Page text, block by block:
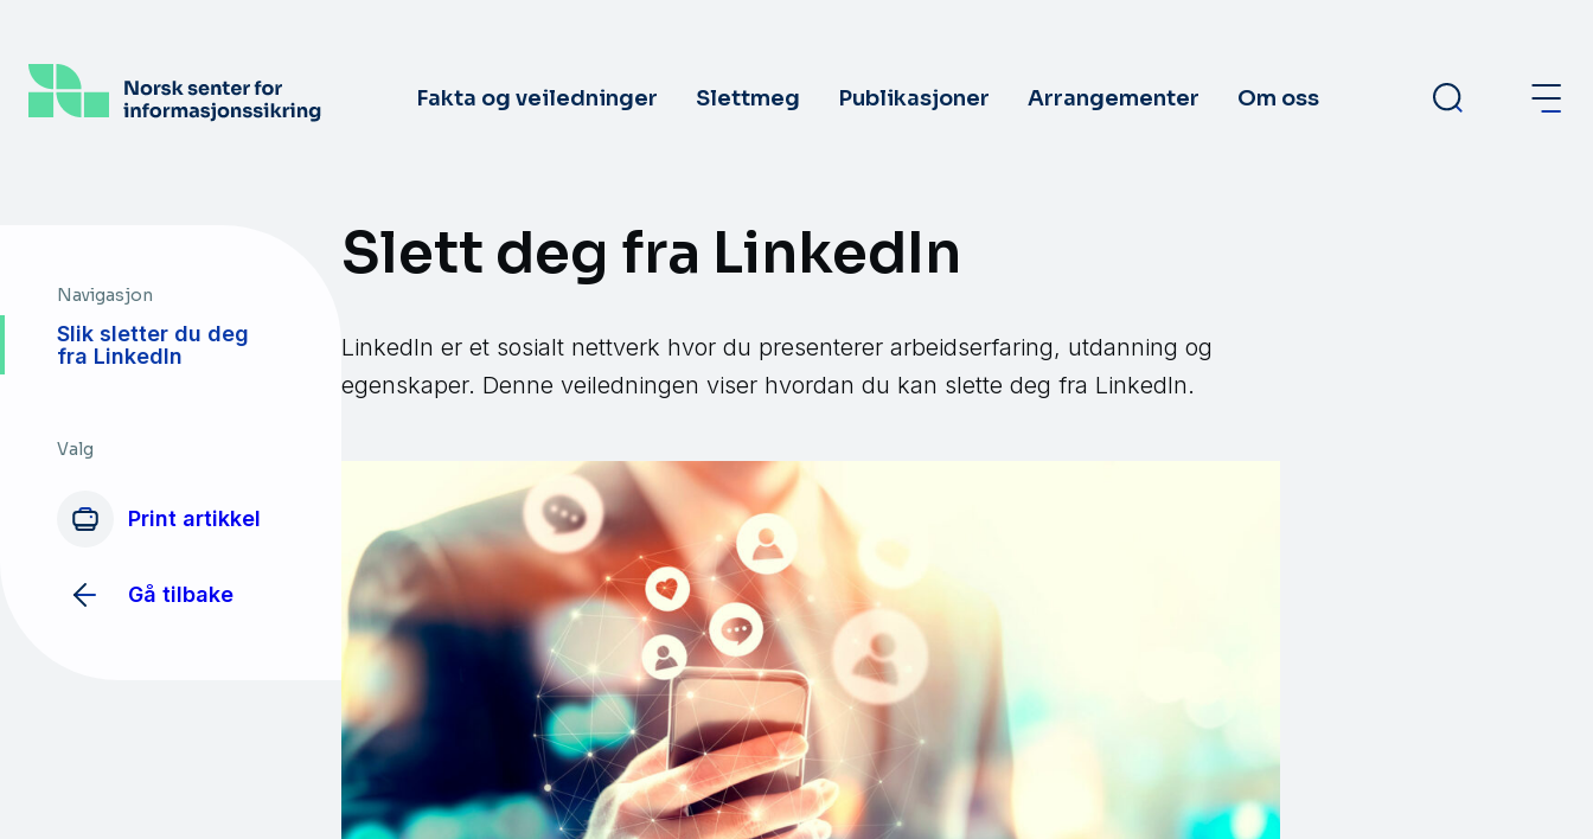
hovedinnhold
Fakta og veiledninger Slettmeg Publikasjoner Arrangementer Om oss
Navigasjon
Slik sletter du deg
fra LinkedIn
Valg
Print artikkel
Gå tilbake
Slett deg fra LinkedIn
LinkedIn er et sosialt nettverk hvor du presenterer arbeidserfaring, utdanning og
egenskaper. Denne veiledningen viser hvordan du kan slette deg fra LinkedIn.